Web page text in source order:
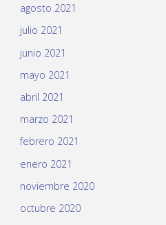
agosto 2021
julio 2021
junio 2021
mayo 2021
abril 2021
marzo 2021
febrero 2021
enero 2021
noviembre 2020
octubre 2020